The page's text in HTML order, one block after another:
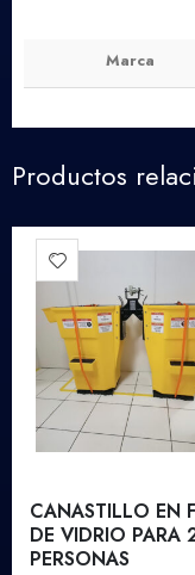
Marca
Productos
CANASTILLO EN
DE VIDRIO PARA
PERSONAS